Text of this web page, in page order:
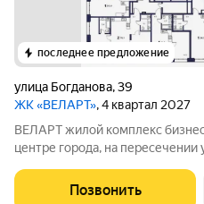
последнее предложение
улица Богданова,39
ЖК «ВЕЛАРТ», 4 квартал 2027
ВЕЛАРТ жилой комплекс
центре города, на
своей архитектурой Клинкерная плитка и композитные панели
Позвонить